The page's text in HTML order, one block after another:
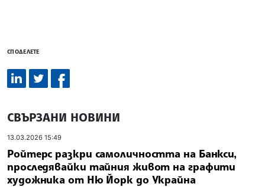
СПОДЕЛЕТЕ
СВЪРЗАНИ НОВИНИ
13.03.2026 15:49
Ройтерс разкри самоличността на Банкси,
проследявайки тайния живот на графити
художника от Ню Йорк до Украйна